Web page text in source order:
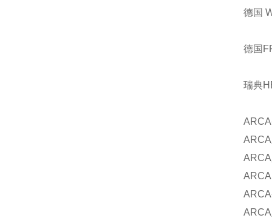
德国
德国
瑞典
ARCA
ARCA
ARCA
ARCA
ARCA
ARCA